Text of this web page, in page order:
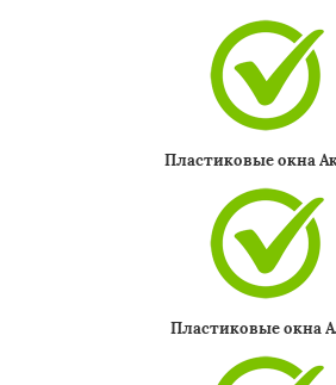
Пластиковые окна
Пластиковые окна